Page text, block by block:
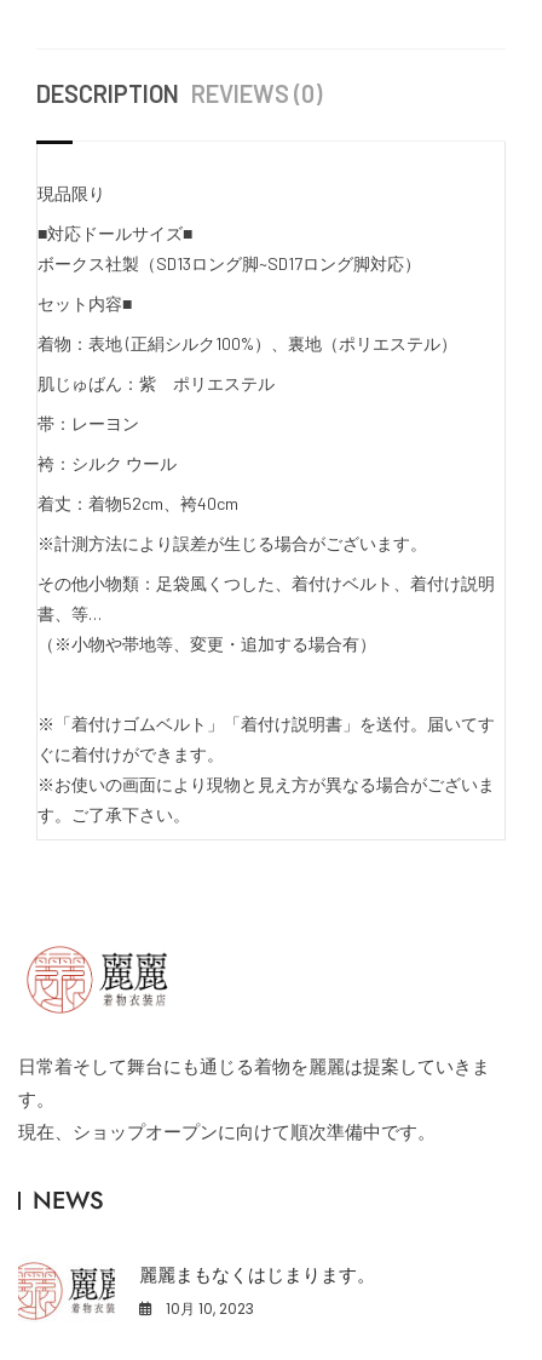
DESCRIPTION REVIEWS (0)
現品限り
■対応ドールサイズ■
ボークス社製（SD13ロング脚~SD17ロング脚対応）
セット内容■
着物：表地 (正絹シルク100%）、裏地（ポリエステル）
肌じゅばん：紫 ポリエステル
帯：レーヨン
袴：シルク ウール
着丈：着物52cm、袴40cm
※計測方法により誤差が生じる場合がございます。
その他小物類：足袋風くつした、着付けベルト、着付け説明
書、等…
（※小物や帯地等、変更・追加する場合有）
※「着付けゴムベルト」「着付け説明書」を送付。届いてす
ぐに着付けができます。
※お使いの画面により現物と見え方が異なる場合がございま
す。ご了承下さい。
日常着そして舞台にも通じる着物を麗麗は提案していきま
す。
現在、ショップオープンに向けて順次準備中です。
NEWS
麗麗まもなくはじまります。
10月 10, 2023